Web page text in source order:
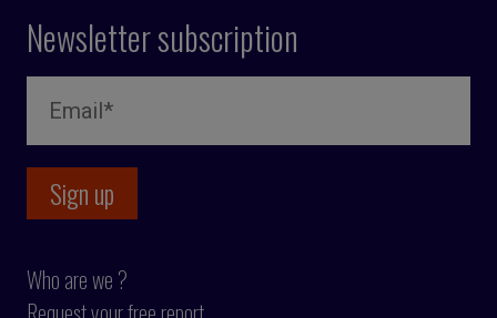
Newsletter subscription
Who are we ?